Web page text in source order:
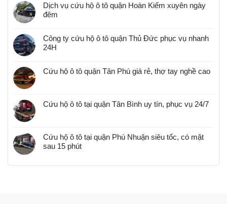
Dịch vụ cứu hộ ô tô quận Hoàn Kiếm xuyên ngày
đêm
Công ty cứu hộ ô tô quận Thủ Đức phục vụ nhanh
24H
Cứu hộ ô tô quận Tân Phú giá rẻ, thợ tay nghề cao
Cứu hộ ô tô tại quận Tân Bình uy tín, phục vụ 24/7
Cứu hộ ô tô tại quận Phú Nhuận siêu tốc, có mặt
sau 15 phút